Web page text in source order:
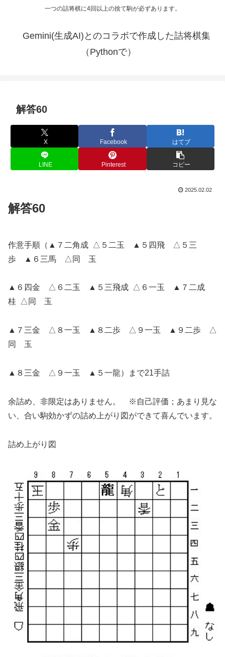
一つの詰将棋に4回以上の捨て駒が必ずあります。
Gemini(生成AI)とのコラボで作成した詰将棋集
（Pythonで）
解答60
X Facebook はてブ
LINE Pinterest コピー
2025.02.02
解答60
作意手順（▲７二角成 △５二玉 ▲５四飛 △５三
歩 ▲６三馬 △同 玉
▲６四金 △６二玉 ▲５三飛成 △６一玉 ▲７二成
桂 △同 玉
▲７三金 △８一玉 ▲８二歩 △９一玉 ▲９二歩 △
同 玉
▲８三金 △９一玉 ▲５一龍）まで21手詰
余詰め、非限定はありません。 ※自己評価；あまり見な
い、合い駒効かずの詰め上がり図ができて喜んでいます。
詰め上がり図